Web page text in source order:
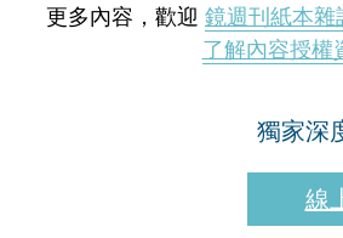
更多內容，歡迎 鏡週刊紙本雜
了解內容授權
獨家深
線